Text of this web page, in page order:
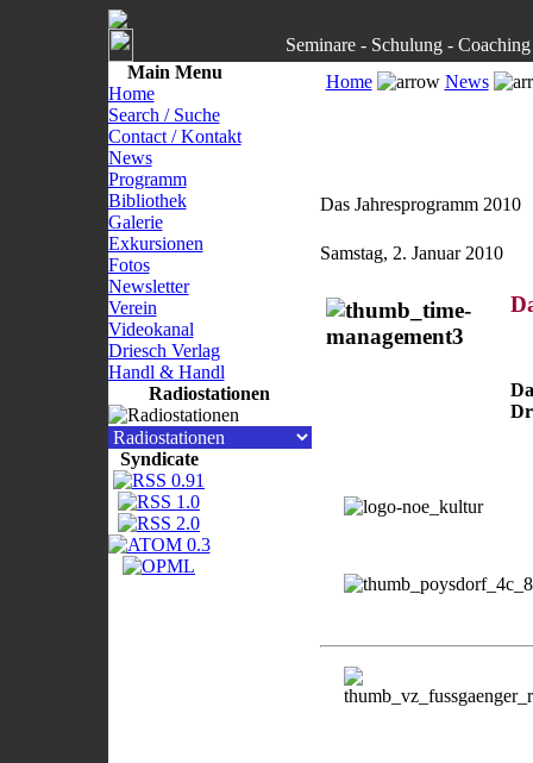
Seminare - Schulung -
Main Menu
Home
Search / Suche
Contact / Kontakt
News
Programm
Bibliothek
Galerie
Exkursionen
Fotos
Newsletter
Verein
Videokanal
Driesch Verlag
Handl & Handl
Radiostationen
Syndicate
Home News
Das Jahresprogramm 2010
Samstag, 2. Januar 2010